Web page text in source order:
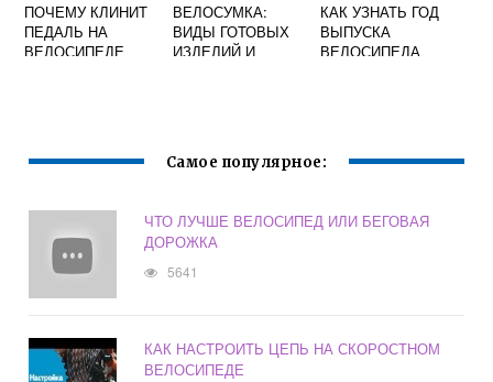
ПОЧЕМУ КЛИНИТ
ПЕДАЛЬ НА
ВЕЛОСИПЕДЕ
ВЕЛОСУМКА:
ВИДЫ ГОТОВЫХ
ИЗДЕЛИЙ И
КАК УЗНАТЬ ГОД
ВЫПУСКА
ВЕЛОСИПЕДА
Самое популярное:
ЧТО ЛУЧШЕ ВЕЛОСИПЕД ИЛИ БЕГОВАЯ
ДОРОЖКА
5641
КАК НАСТРОИТЬ ЦЕПЬ НА СКОРОСТНОМ
ВЕЛОСИПЕДЕ